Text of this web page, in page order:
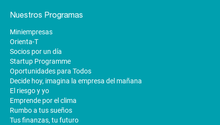
Nuestros Programas
Miniempresas
Orienta-T
Socios por un día
Startup Programme
Oportunidades para Todos
Decide hoy, imagina la empresa del mañana
El riesgo y yo
Emprende por el clima
Rumbo a tus sueños
Tus finanzas, tu futuro